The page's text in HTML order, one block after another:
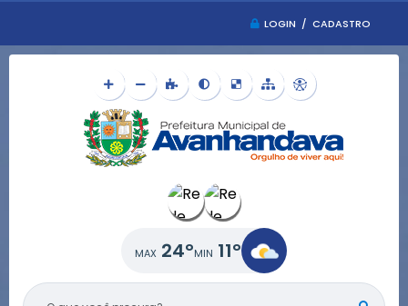
LOGIN / CADASTRO
24° 11°